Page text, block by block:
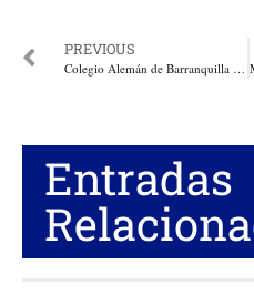
PREVIOUS
Colegio Alemán de Barranquilla inauguró el Museo de la Scadta
Entradas